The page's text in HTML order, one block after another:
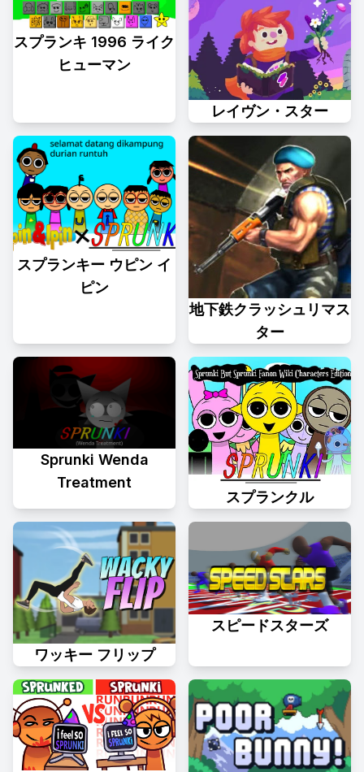
スプランキ 1996 ライク
ヒューマン
レイヴン・スター
スプランキー ウピン イ
ピン
地下鉄クラッシュリマス
ター
Sprunki Wenda
Treatment
スプランクル
ワッキー フリップ
スピードスターズ